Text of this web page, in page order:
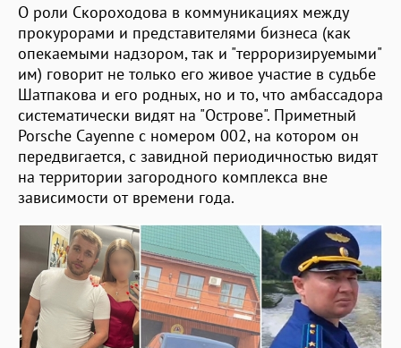
О роли Скороходова в коммуникациях между
прокурорами и представителями бизнеса (как
опекаемыми надзором, так и "терроризируемыми"
им) говорит не только его живое участие в судьбе
Шатпакова и его родных, но и то, что амбассадора
систематически видят на "Острове". Приметный
Porsche Cayenne с номером 002, на котором он
передвигается, с завидной периодичностью видят
на территории загородного комплекса вне
зависимости от времени года.